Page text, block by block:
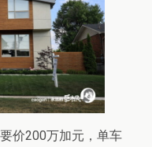
价200万加元，单车